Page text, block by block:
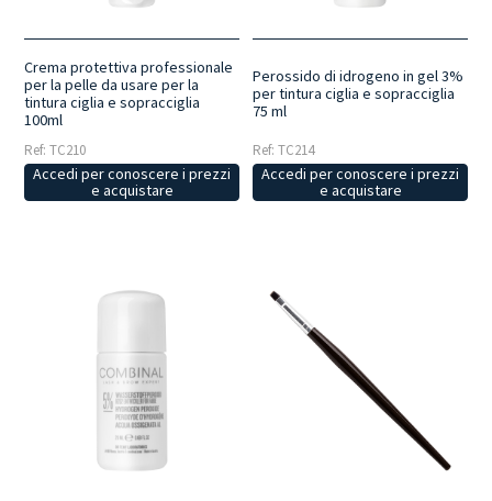
Crema protettiva professionale
per la pelle da usare per la
tintura ciglia e sopracciglia
100ml
Ref: TC210
Accedi per conoscere i prezzi
e acquistare
Perossido di idrogeno in gel 3%
per tintura ciglia e sopracciglia
75 ml
Ref: TC214
Accedi per conoscere i prezzi
e acquistare